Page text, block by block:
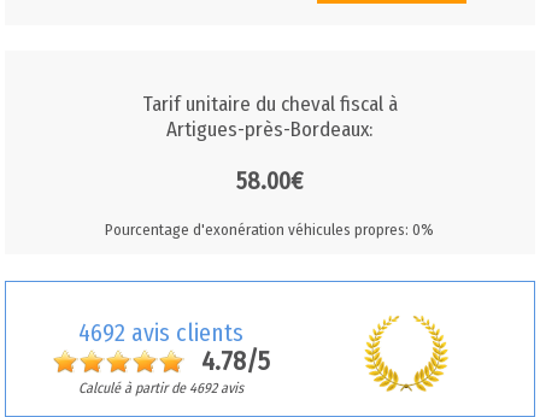
Tarif unitaire du cheval fiscal à
Artigues-près-Bordeaux:
58.00€
Pourcentage d'exonération véhicules propres: 0%
4692 avis clients
4.78/5
Calculé à partir de 4692 avis